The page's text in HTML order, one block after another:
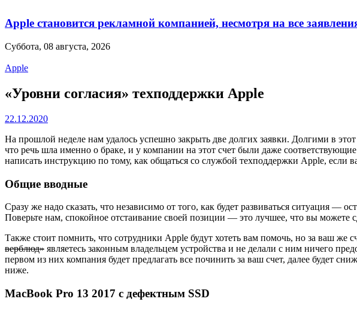
Apple становится рекламной компанией, несмотря на все
Суббота, 08 августа, 2026
Apple
«Уровни согласия» техподдержки Apple
22.12.2020
На прошлой неделе нам удалось успешно закрыть две долгих заявки. Долгими в
что речь шла именно о браке, и у компании на этот счет были даже
написать инструкцию по тому, как общаться со службой техподдержки Apple, если
Общие вводные
Сразу же надо сказать, что независимо от того, как будет развиваться ситуация —
Поверьте нам, спокойное отстаивание своей позиции — это лучшее, что вы можете
Также стоит помнить, что сотрудники Apple будут хотеть вам помочь, но за ваш
верблюд» являетесь законным владельцем устройства и не делали с ним ничего
первом из них компания будет предлагать все починить за ваш счет, далее будет
ниже.
MacBook Pro 13 2017 с дефектным SSD